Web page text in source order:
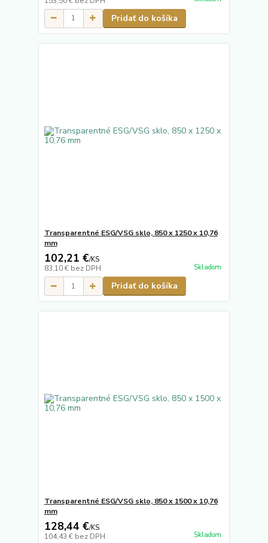
Pridať do košíka
Transparentné ESG/VSG sklo, 850 x 1250 x 10,76
mm
102,21 €/KS
83,10 € bez DPH Skladom
Pridať do košíka
Transparentné ESG/VSG sklo, 850 x 1500 x 10,76
mm
128,44 €/KS
104,43 € bez DPH Skladom